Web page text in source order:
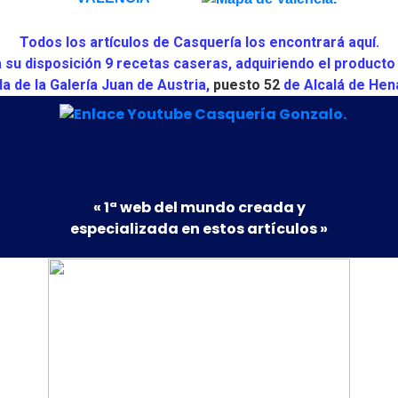
Todos los artículos de Casquería los encontrará aquí.
su disposición 9 recetas caseras, adquiriendo el
de la Galería Juan de Austria, puesto 52de Alcalá de
« 1ª web del mundo creada y
especializada en estos artículos »